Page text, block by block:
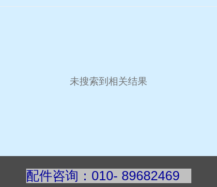
未搜索到相关结果
配件咨询：010- 89682469